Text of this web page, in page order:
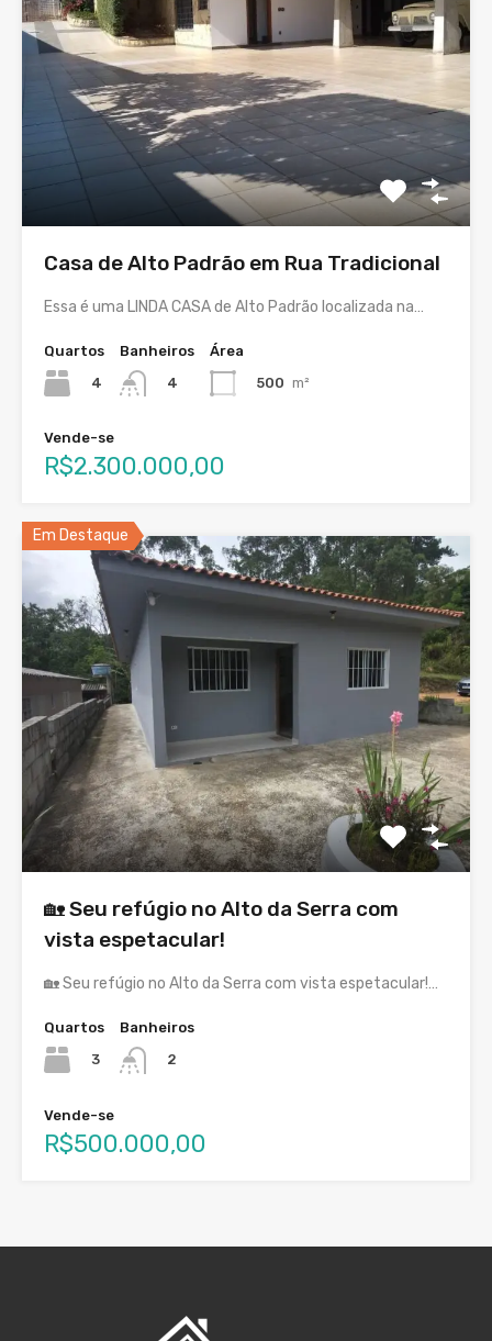
Casa de Alto Padrão em Rua Tradicional
Essa é uma LINDA CASA de Alto Padrão localizada na…
Quartos
4
Banheiros
4
Área
500 m²
Vende-se
R$2.300.000,00
Em Destaque
🏡 Seu refúgio no Alto da Serra com
vista espetacular!
🏡 Seu refúgio no Alto da Serra com vista espetacular!…
Quartos
3
Banheiros
2
Vende-se
R$500.000,00